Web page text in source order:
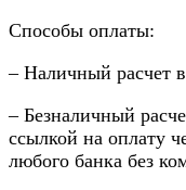
Способы оплаты:
– Наличный расчет
– Безналичный
ссылкой на оплату
любого банка без